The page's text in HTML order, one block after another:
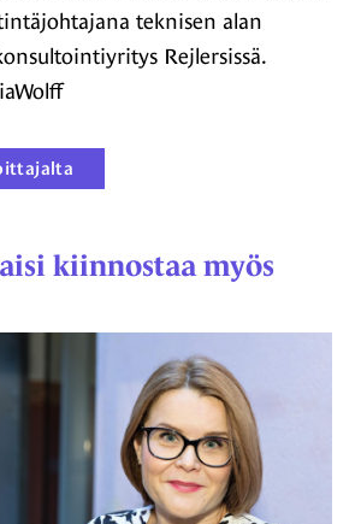
teknisen alan
Rejlersissä.
kiinnostaa myös